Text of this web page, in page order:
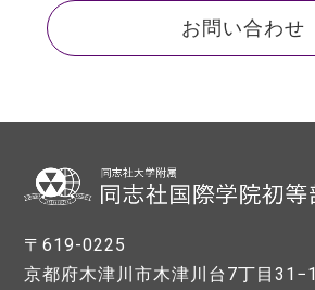
お問い合わせ
〒619-0225
京都府木津川市木津川台7丁目31−1